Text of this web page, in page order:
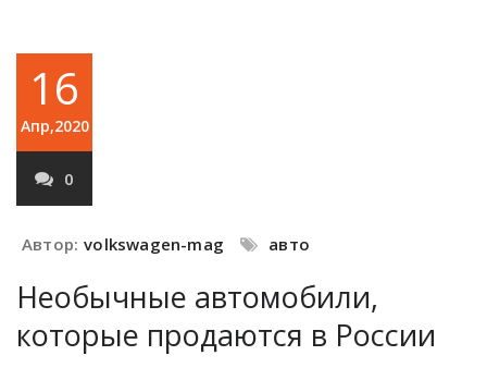
16
Апр,2020
0
Автор: volkswagen-mag авто
Необычные автомобили,
которые продаются в России